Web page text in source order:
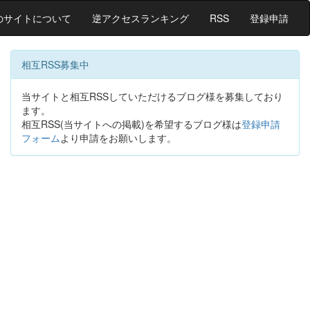
サイトについて 逆アクセスランキング RSS 登録申請
相互RSS募集中
当サイトと相互RSSしていただけるブログ様を募集しており
ます。
相互RSS(当サイトへの掲載)を希望するブログ様は登録申請
フォームより申請をお願いします。